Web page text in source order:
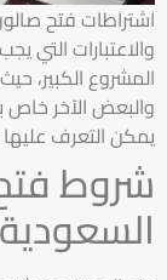
اشتراطات فتح
والاعتبارات التي
المشروع الكبير،
والبعض الآخر خاص
يمكن التعرف عليها
شروط
السعودية